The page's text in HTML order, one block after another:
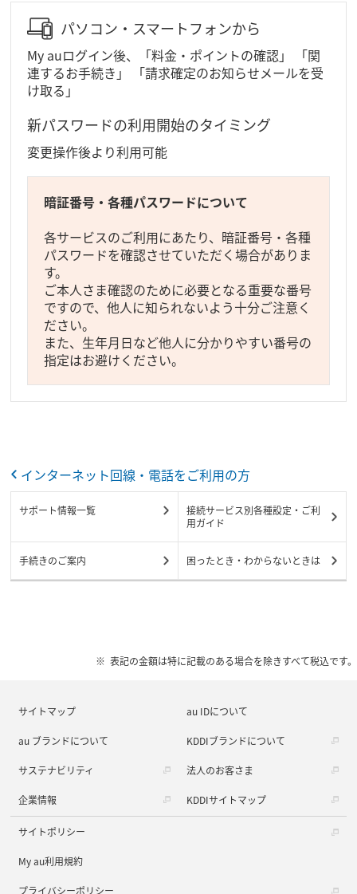
パソコン・スマートフォンから
My auログイン後、「料金・ポイントの確認」 「関
連するお手続き」 「請求確定のお知らせメールを受
け取る」
新パスワードの利用開始のタイミング
変更操作後より利用可能
暗証番号・各種パスワードについて
各サービスのご利用にあたり、暗証番号・各種
パスワードを確認させていただく場合がありま
す。
ご本人さま確認のために必要となる重要な番号
ですので、他人に知られないよう十分ご注意く
ださい。
また、生年月日など他人に分かりやすい番号の
指定はお避けください。
インターネット回線・電話をご利用の方
サポート情報一覧
接続サービス別各種設定・ご利
用ガイド
手続きのご案内 困ったとき・わからないときは
表記の金額は特に記載のある場合を除きすべて税込です。
サイトマップ au IDについて
au ブランドについて KDDIブランドについて
サステナビリティ 法人のお客さま
企業情報 KDDIサイトマップ
サイトポリシー
My au利用規約
プライバシーポリシー